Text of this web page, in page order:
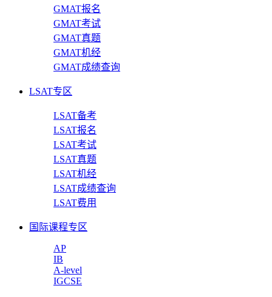
GMAT报名
GMAT考试
GMAT真题
GMAT机经
GMAT成绩查询
LSAT专区
LSAT备考
LSAT报名
LSAT考试
LSAT真题
LSAT机经
LSAT成绩查询
LSAT费用
国际课程专区
AP
IB
A-level
IGCSE